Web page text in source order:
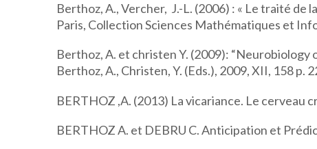
Berthoz, A., Vercher, J.-L. (2006) : « Le traité de
Paris, Collection Sciences Mathématiques et
Berthoz, A. et christen Y. (2009): “Neurobiology
Berthoz, A., Christen, Y. (Eds.), 2009, XII, 158 p.
BERTHOZ ,A. (2013) La vicariance. Le cerveau
BERTHOZ A. et DEBRU C. Anticipation et